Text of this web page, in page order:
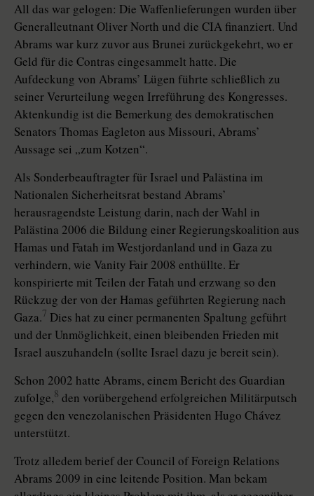
All das war gelogen: Die Waffenlieferungen wurden über
Generalleutnant Oliver North und die CIA finanziert. Und
Abrams war kurz zuvor aus Brunei zurückgekehrt, wo er
Geld für die Contras eingesammelt hatte. Die
Aufdeckung von Abrams’ Lügen führte schließlich zu
seiner Verurteilung wegen Irreführung des Kongresses.
Aktenkundig ist die Bemerkung des demokratischen
Senators Thomas Eagleton aus Missouri, Abrams’
Aussage sei „zum Kotzen“.
Als Sonderbeauftragter für Israel und Palästina im
Nationalen Sicherheitsrat bestand Abrams’
herausragendste Leistung darin, nach der Wahl in
Palästina 2006 die Bildung einer Regierungskoalition aus
Hamas und Fatah im Westjordanland und in Gaza zu
verhindern, wie Vanity Fair 2008 enthüllte. Er
konspirierte mit Teilen der Fatah und erzwang so den
Rückzug der von der Hamas geführten Regierung nach
Gaza.7 Dies hat zu einer permanenten Spaltung geführt
und der Unmöglichkeit, einen bleibenden Frieden mit
Israel auszuhandeln (sollte Israel dazu je bereit sein).
Schon 2002 hatte Abrams, einem Bericht des Guardian
zufolge,8 den vorübergehend erfolgreichen Militärputsch
gegen den venezolanischen Präsidenten Hugo Chávez
unterstützt.
Trotz alledem berief der Council of Foreign Relations
Abrams 2009 in eine leitende Position. Man bekam